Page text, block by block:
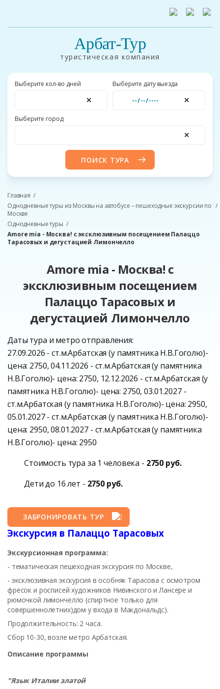
Арбат-Тур
туристическая компания
Выберите кол-во дней
✕
Выберите дату выезда
✕
Выберите город
✕
ПОИСК ТУРА
Главная
Однодневные туры из Москвы на автобусе – пешеходные экскурсии по
Москве
Однодневные туры
Amore mia - Москва! с эксклюзивным посещением Палаццо
Тарасовых и дегустацией Лимончелло
Amore mia - Москва! с
эксклюзивным посещением
Палаццо Тарасовых и
дегустацией Лимончелло
Даты тура и метро отправления:
27.09.2026 - ст.м.Арбатская (у памятника Н.В.Гоголю)-
цена: 2750, 04.11.2026 - ст.м.Арбатская (у памятника
Н.В.Гоголю)- цена: 2750, 12.12.2026 - ст.м.Арбатская (у
памятника Н.В.Гоголю)- цена: 2750, 03.01.2027 -
ст.м.Арбатская (у памятника Н.В.Гоголю)- цена: 2950,
05.01.2027 - ст.м.Арбатская (у памятника Н.В.Гоголю)-
цена: 2950, 08.01.2027 - ст.м.Арбатская (у памятника
Н.В.Гоголю)- цена: 2950
Стоимость тура за 1 человека - 2750 руб.
Дети до 16 лет - 2750 руб.
ЗАБРОНИРОВАТЬ ТУР
Экскурсия в Палаццо Тарасовых
Экскурсионная программа:
- тематическая пешеходная экскурсия по Москве,
- эксклюзивная экскурсия в особняк Тарасова с осмотром
фресок и росписей художников Нивинского и Лансере и
рюмочкой лимончелло (спиртное только для
совершеннолетних)дом у входа в Макдональдс).
Продолжительность: 2 часа.
Сбор 10-30, возле метро Арбатская.
Описание программы
"Язык Италии златой